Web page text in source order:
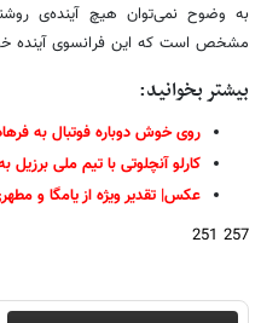
به وضوح نمی‌توان هیچ آینده‌ی
مشخص است که این فرانسوی آینده
بیشتر بخوانید:
روی خوش دوباره فوتبال به
کارلو آنچلوتی با تیم ملی برزیل
عکس| تقدیر ویژه از یامگا و
257 251